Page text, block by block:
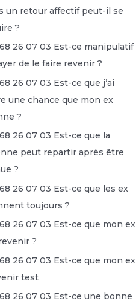
un retour affectif peut-il se
?
26 07 03 Est-ce manipulatif
de le faire revenir ?
26 07 03 Est-ce que j’ai
une chance que mon ex
?
26 07 03 Est-ce que la
peut repartir après être
?
26 07 03 Est-ce que les ex
toujours ?
26 07 03 Est-ce que mon ex
?
26 07 03 Est-ce que mon ex
test
26 07 03 Est-ce une bonne